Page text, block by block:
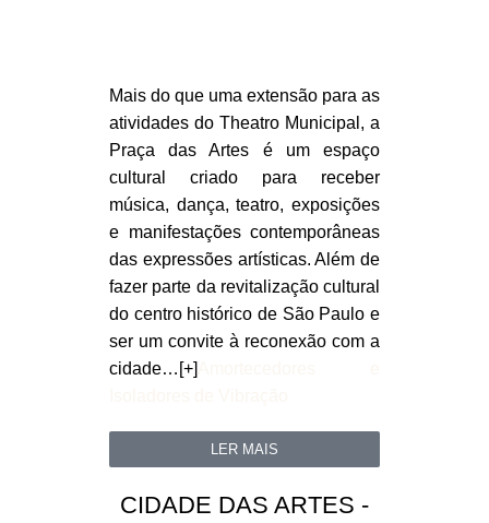
Mais do que uma extensão para as
atividades do Theatro Municipal, a
Praça das Artes é um espaço
cultural criado para receber
música, dança, teatro, exposições
e manifestações contemporâneas
das expressões artísticas. Além de
fazer parte da revitalização cultural
do centro histórico de São Paulo e
ser um convite à reconexão com a
cidade…[+]
LER MAIS
CIDADE DAS ARTES -